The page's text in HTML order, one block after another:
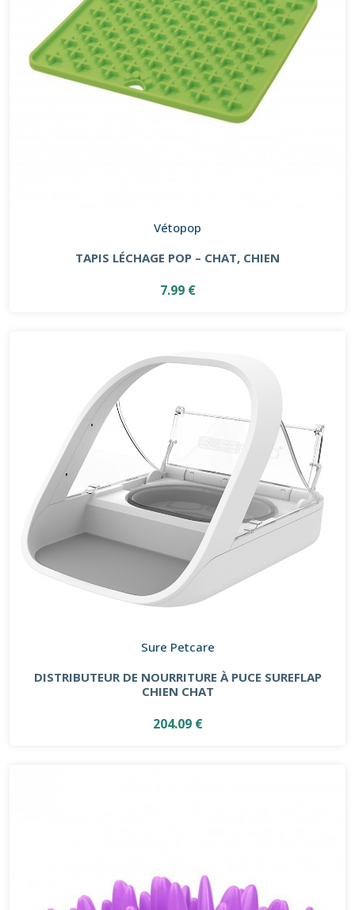
Vétopop
TAPIS LÉCHAGE POP – CHAT, CHIEN
7.99 €
Sure Petcare
DISTRIBUTEUR DE NOURRITURE À PUCE SUREFLAP
CHIEN CHAT
204.09 €